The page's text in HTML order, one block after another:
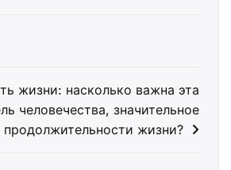
жизни: насколько важна эта
человечества, значительное
продолжительности жизни?